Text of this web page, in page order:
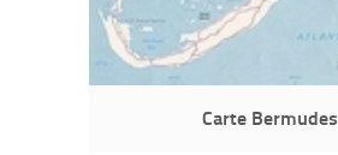
Carte Bermudes